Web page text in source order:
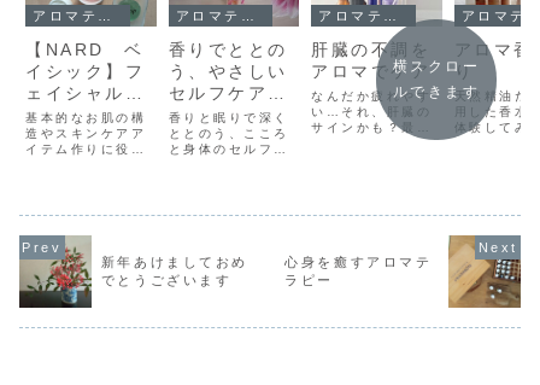
【NARD ベ
イシック】フ
ェイシャルス
キンケアコー
ス
基本的なお肌の構
造やスキンケアア
イテム作りに役立
物油などの基材な
ら、スキンケアの
アロマクラフトを
作成いたします。
お肌に必要なスキ
ンケアアイテムが
香りでととの
う、やさしい
セルフケア講
座②
香りと眠りで深く
ととのう、こころ
と身体のセルフケ
らぎやすく、眠り
感じやすい時期で
す。今月は、睡眠
と自律神経の関係
肝臓の不調を
アロマでケア
なんだか疲れやす
い…それ、肝臓の
サインかも？最
近、なんだか疲れ
らのサインかもし
れません。肝臓は
「沈黙の臓器」と
官。でも...もっと
アロマ香
り
天然精油だ
用した香水
体験してみ
で、お店も
少しですが
ィンの飾り
行いました
となくオレ
が...もっと
横スクロー
ルできます
新年あけましておめ
でとうございます
心身を癒すアロマテ
ラピー